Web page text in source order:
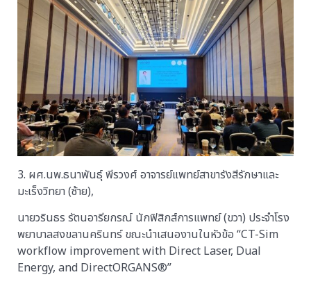
3. ผศ.นพ.ธนาพันธุ์ พีรวงศ์ อาจารย์แพทย์สาขารังสีรักษาและ
มะเร็งวิทยา (ซ้าย),
นายวรินธร รัตนอารียกรณ์ นักฟิสิกส์การแพทย์ (ขวา) ประจำโรง
พยาบาลสงขลานครินทร์ ขณะนำเสนองานในหัวข้อ “CT-Sim
workflow improvement with Direct Laser, Dual
Energy, and DirectORGANS®”